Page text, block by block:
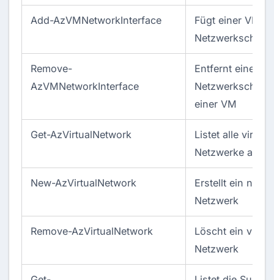
Add-AzVMNetworkInterface
Fügt einer VM
Remove-
AzVMNetworkInterface
Entfernt eine
einer VM
Get-AzVirtualNetwork
Listet alle
Netzwerke auf
New-AzVirtualNetwork
Erstellt ein
Netzwerk
Remove-AzVirtualNetwork
Löscht ein
Netzwerk